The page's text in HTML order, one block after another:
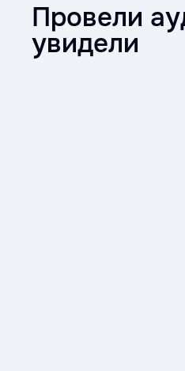
Провели
увидели